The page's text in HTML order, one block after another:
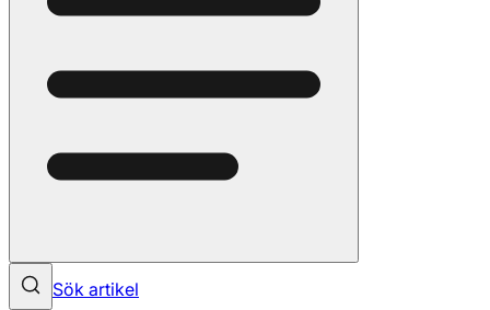
Sök artikel